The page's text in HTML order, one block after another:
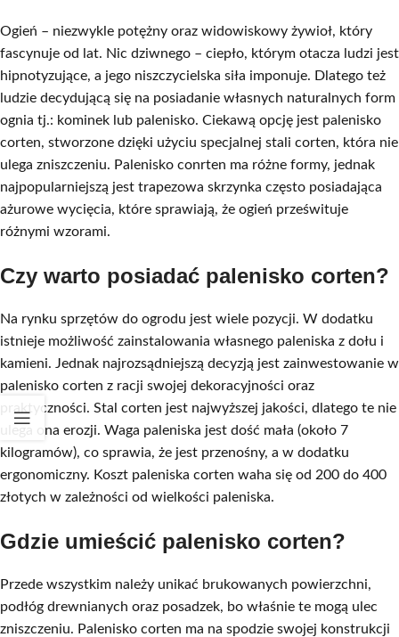
Ogień – niezwykle potężny oraz widowiskowy żywioł, który
fascynuje od lat. Nic dziwnego – ciepło, którym otacza ludzi jest
hipnotyzujące, a jego niszczycielska siła imponuje. Dlatego też
ludzie decydującą się na posiadanie własnych naturalnych form
ognia tj.: kominek lub palenisko. Ciekawą opcję jest palenisko
corten, stworzone dzięki użyciu specjalnej stali corten, która nie
ulega zniszczeniu. Palenisko conrten ma różne formy, jednak
najpopularniejszą jest trapezowa skrzynka często posiadająca
ażurowe wycięcia, które sprawiają, że ogień prześwituje
różnymi wzorami.
Czy warto posiadać palenisko corten?
Na rynku sprzętów do ogrodu jest wiele pozycji. W dodatku
istnieje możliwość zainstalowania własnego paleniska z dołu i
kamieni. Jednak najrozsądniejszą decyzją jest zainwestowanie w
palenisko corten z racji swojej dekoracyjności oraz
praktyczności. Stal corten jest najwyższej jakości, dlatego te nie
ulega ona erozji. Waga paleniska jest dość mała (około 7
kilogramów), co sprawia, że jest przenośny, a w dodatku
ergonomiczny. Koszt paleniska corten waha się od 200 do 400
złotych w zależności od wielkości paleniska.
Gdzie umieścić palenisko corten?
Przede wszystkim należy unikać brukowanych powierzchni,
podłóg drewnianych oraz posadzek, bo właśnie te mogą ulec
zniszczeniu. Palenisko corten ma na spodzie swojej konstrukcji